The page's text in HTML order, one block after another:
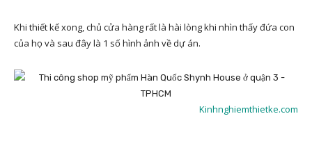
Khi thiết kế xong, chủ cửa hàng rất là hài lòng khi nhìn thấy đứa con
của họ và sau đây là 1 số hình ảnh về dự án.
Kinhnghiemthietke.com